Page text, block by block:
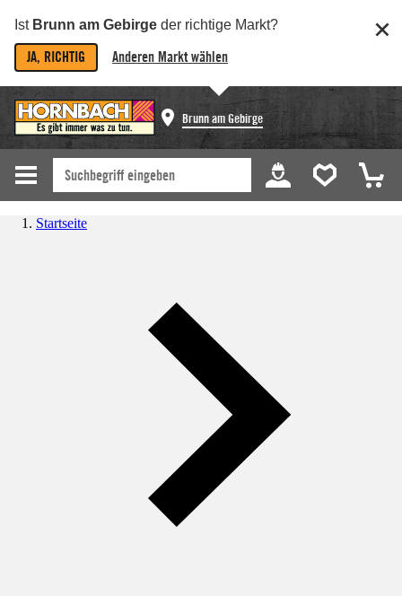
Ist Brunn am Gebirge der richtige Markt?
JA, RICHTIG Anderen Markt wählen
Brunn am Gebirge
Startseite